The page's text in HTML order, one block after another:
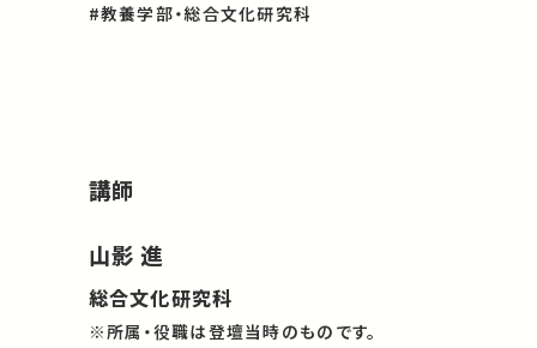
#教養学部・総合文化研究科
講師
山影 進
総合文化研究科
※所属・役職は登壇当時のものです。